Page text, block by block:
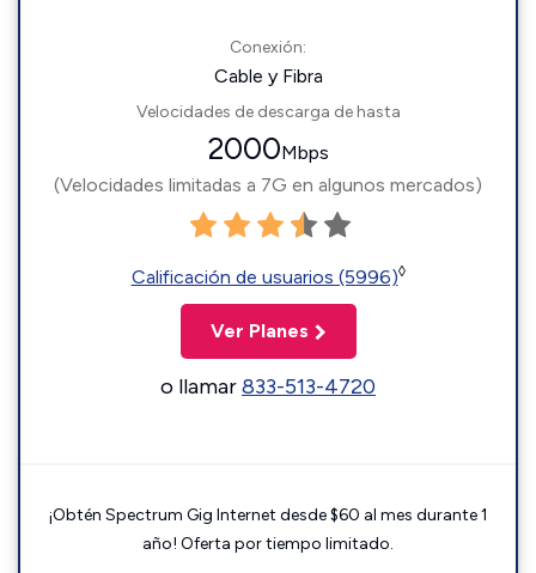
Conexión:
Cable y Fibra
Velocidades de descarga de hasta
2000Mbps
(Velocidades limitadas a 7G en algunos mercados)
Calificación de usuarios (5996)◊
Ver Planes
o llamar833-513-4720
¡Obtén Spectrum Gig Internet desde $60 al mes durante 1
año! Oferta por tiempo limitado.